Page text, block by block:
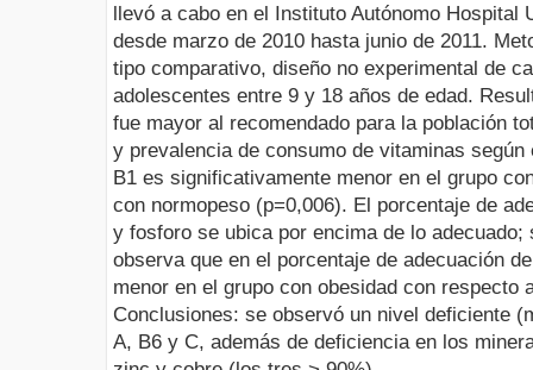
llevó a cabo en el Instituto Autónomo Hospital
desde marzo de 2010 hasta junio de 2011.
tipo comparativo, diseño no experimental de
adolescentes entre 9 y 18 años de edad.
fue mayor al recomendado para la población
y prevalencia de consumo de vitaminas
B1 es significativamente menor en el grupo
con normopeso (p=0,006). El porcentaje de
y fosforo se ubica por encima de lo
observa que en el porcentaje de adecuación
menor en el grupo con obesidad con respecto
Conclusiones: se observó un nivel deficiente
A, B6 y C, además de deficiencia en los